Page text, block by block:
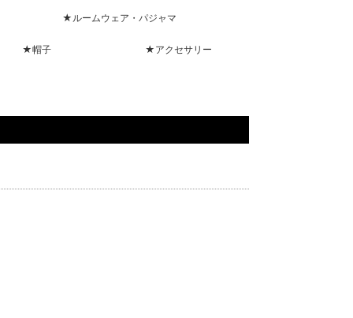
★ルームウェア・パジャマ
★帽子 ★アクセサリー